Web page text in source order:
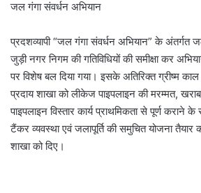
जल गंगा संवर्धन अभियान
प्रदशव्यापी “जल गंगा संवर्धन अभियान” के अंतर्गत
जुड़ी नगर निगम की गतिविधियों की समीक्षा कर
पर विशेष बल दिया गया। इसके अतिरिक्त ग्रीष्म
प्रदाय शाखा को लीकेज पाइपलाइन की मरम्मत,
पाइपलाइन विस्तार कार्य प्राथमिकता से पूर्ण कराने
टैंकर व्यवस्था एवं जलापूर्ति की समुचित योजना
शाखा को दिए।